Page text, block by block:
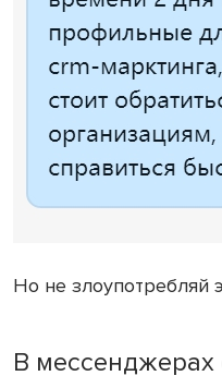
Но не злоупотребляй
В